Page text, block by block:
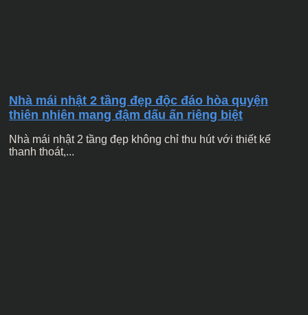
Nhà mái nhật 2 tầng đẹp độc đáo hòa quyện
thiên nhiên mang đậm dấu ấn riêng biệt
Nhà mái nhật 2 tầng đẹp không chỉ thu hút với thiết kế
thanh thoát,...